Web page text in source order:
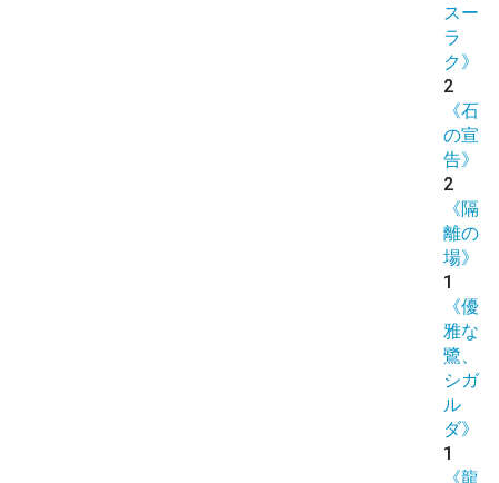
スー
ラ
ク》
2
《石
の宣
告》
2
《隔
離の
場》
1
《優
雅な
鷺、
シガ
ル
ダ》
1
《龍